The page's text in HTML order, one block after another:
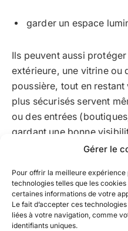
Gérer le
Pour offrir la meilleure expérience
technologies telles que les
certaines informations de votre
Le fait d’accepter ces
liées à votre navigation, comme
identifiants uniques.
garder un espace
Ils peuvent aussi
extérieure, une vitrine ou
poussière, tout en
plus sécurisés servent
ou des entrées
gardant une bonne
professionnelles
En milieu industriel, les
servent souvent à séparer